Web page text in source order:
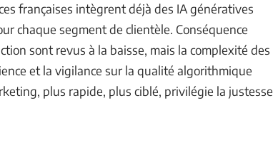
françaises intègrent déjà des IA génératives
chaque segment de clientèle. Conséquence
sont revus à la baisse, mais la complexité des
et la vigilance sur la qualité algorithmique
plus rapide, plus ciblé, privilégie la justesse